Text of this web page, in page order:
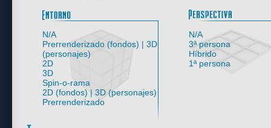
Entorno
N/A
Prerrenderizado (fondos) | 3D
(personajes)
2D
3D
Spin-o-rama
2D (fondos) | 3D (personajes)
Prerrenderizado
N/A
3ª persona
Híbrido
1ª persona